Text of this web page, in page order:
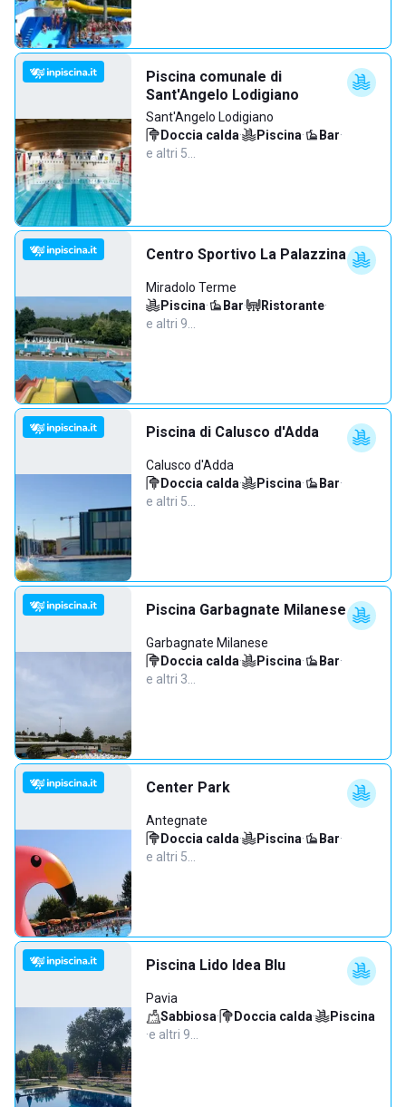
Piscina comunale di
Sant'Angelo Lodigiano
Sant'Angelo Lodigiano
Doccia calda· Piscina· Bar·
e altri 5…
Centro Sportivo La Palazzina
Miradolo Terme
Piscina· Bar· Ristorante·
e altri 9…
Piscina di Calusco d'Adda
Calusco d'Adda
Doccia calda· Piscina· Bar·
e altri 5…
Piscina Garbagnate Milanese
Garbagnate Milanese
Doccia calda· Piscina· Bar·
e altri 3…
Center Park
Antegnate
Doccia calda· Piscina· Bar·
e altri 5…
Piscina Lido Idea Blu
Pavia
Sabbiosa· Doccia calda·
Piscina
·e altri 9…